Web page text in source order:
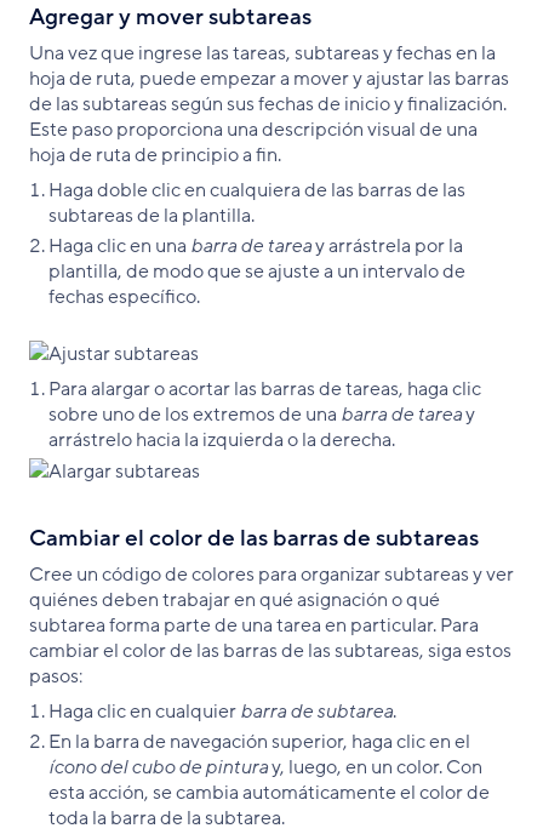
Agregar y mover subtareas
Una vez que ingrese las tareas, subtareas y fechas en la
hoja de ruta, puede empezar a mover y ajustar las barras
de las subtareas según sus fechas de inicio y finalización.
Este paso proporciona una descripción visual de una
hoja de ruta de principio a fin.
Haga doble clic en cualquiera de las barras de las
subtareas de la plantilla.
Haga clic en una barra de tareay arrástrela por la
plantilla, de modo que se ajuste a un intervalo de
fechas específico.
Para alargar o acortar las barras de tareas, haga clic
sobre uno de los extremos de una barra de tareay
arrástrelo hacia la izquierda o la derecha.
Cambiar el color de las barras de subtareas
Cree un código de colores para organizar subtareas y ver
quiénes deben trabajar en qué asignación o qué
subtarea forma parte de una tarea en particular. Para
cambiar el color de las barras de las subtareas, siga estos
pasos:
Haga clic en cualquierbarra de subtarea.
En la barra de navegación superior, haga clic en el
ícono del cubo de pinturay, luego, en un color. Con
esta acción, se cambia automáticamente el color de
toda la barra de la subtarea.